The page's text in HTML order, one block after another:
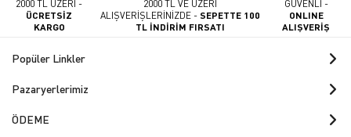
2000 TL ÜZERİ -
ÜCRETSİZ
KARGO
2000 TL VE ÜZERİ
ALIŞVERİŞLERİNİZDE -SEPETTE 100
TL İNDİRİM FIRSATI
GÜVENLİ -
ONLINE
ALIŞVERİŞ
Popüler Linkler
Pazaryerlerimiz
ÖDEME